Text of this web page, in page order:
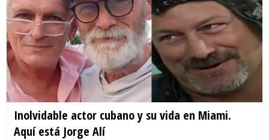
Inolvidable actor cubano y su vida en Miami.
Aquí está Jorge Alí